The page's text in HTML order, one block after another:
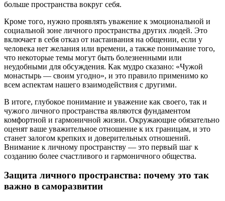
больше пространства вокруг себя.
Кроме того, нужно проявлять уважение к эмоциональной и
социальной зоне личного пространства других людей. Это
включает в себя отказ от настаивания на общении, если у
человека нет желания или времени, а также понимание того,
что некоторые темы могут быть болезненными или
неудобными для обсуждения. Как мудро сказано: «Чужой
монастырь — своим угодно», и это правило применимо ко
всем аспектам нашего взаимодействия с другими.
В итоге, глубокое понимание и уважение как своего, так и
чужого личного пространства являются фундаментом
комфортной и гармоничной жизни. Окружающие обязательно
оценят ваше уважительное отношение к их границам, и это
станет залогом крепких и доверительных отношений.
Внимание к личному пространству — это первый шаг к
созданию более счастливого и гармоничного общества.
Защита личного пространства: почему это так
важно в саморазвитии